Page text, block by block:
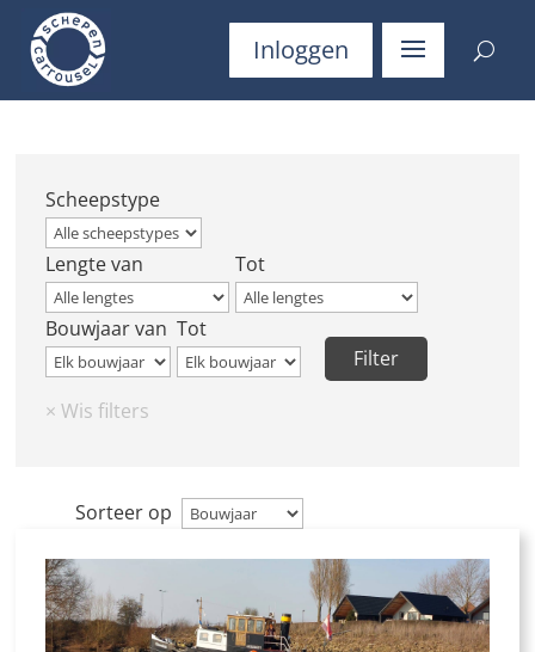
Inloggen
Scheepstype
Lengte van Tot
Bouwjaar van Tot
Sorteer op